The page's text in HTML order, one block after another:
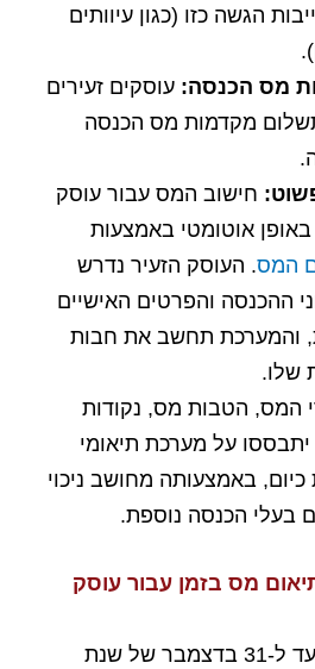
הגשה כזו (כגון עיוותים
מס הכנסה: עוסקים זעירים
מקדמות מס הכנסה
: חישוב המס עבור עוסק
אוטומטי באמצעות
המס. העוסק הזעיר נדרש
ההכנסה והפרטים האישיים
והמערכת תחשב את חבות
שלו.
המס, הטבות מס, נקודות
יתבססו על מערכת תיאומי
באמצעותה מחושב ניכוי
בעלי הכנסה נוספת.
מס בזמן עבור עוסק
אי-ביצוע תיאום מס עד ל-31 בדצמבר של שנת